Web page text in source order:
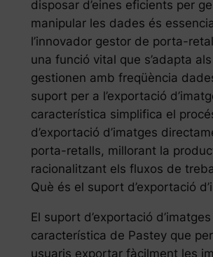
disposar d’eines eficients per
manipular les dades és
l’innovador gestor de porta-
una funció vital que s’adapta
gestionen amb freqüència
suport per a l’exportació
característica simplifica el
d’exportació d’imatges
porta-retalls, millorant la
racionalitzant els fluxos de
Què és el suport d’exportació
El suport d’exportació
característica de Pastey que
usuaris exportar fàcilment les